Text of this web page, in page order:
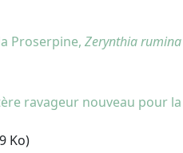
Proserpine, Zerynthia rumina
ravageur nouveau pour la
Ko)